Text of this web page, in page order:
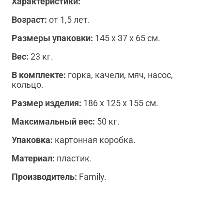
Возраст: от 1,5 лет.
Размеры упаковки: 145 х 37 х 65 см.
Вес: 23 кг.
В комплекте: горка, качели, мяч, насос,
кольцо.
Размер изделия: 186 х 125 х 155 см.
Максимальный вес: 50 кг.
Упаковка: картонная коробка.
Материал: пластик.
Производитель: Family.